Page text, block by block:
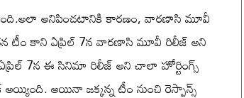
అనిపించటానికి కారణం, వారణాసి మూవీ
టీం కాని ఏప్రిల్ 7న వారణాసి మూవీ రిలీజ్ అని
7న ఈ సినిమా రిలీజ్ అని చాలా హోర్టింగ్స్
అయినా జక్కన్న టీం నుంచి రెస్పాన్స్